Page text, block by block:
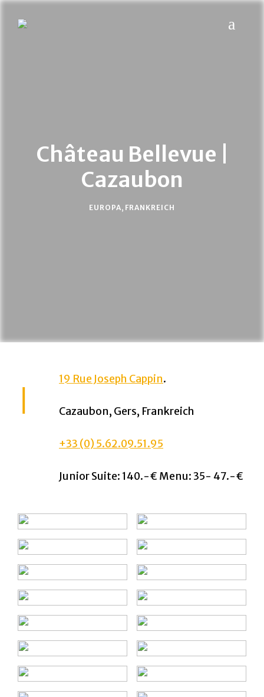
Château Bellevue |
Cazaubon
EUROPA, FRANKREICH
19 Rue Joseph Cappin.
Cazaubon, Gers, Frankreich
+33 (0) 5.62.09.51.95
Junior Suite: 140.-€ Menu: 35- 47.-€